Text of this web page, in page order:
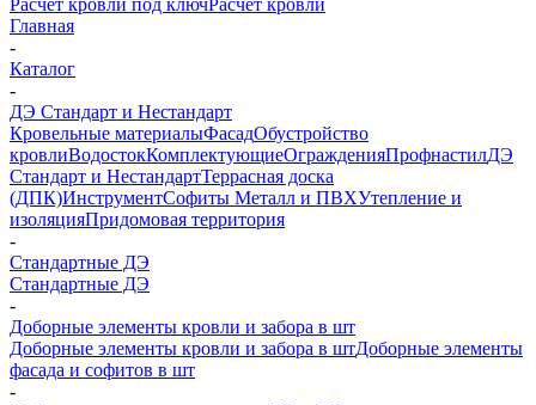
Расчет кровли под ключРасчет кровли
Главная
-
Каталог
-
ДЭ Стандарт и Нестандарт
Кровельные материалыФасадОбустройство
кровлиВодостокКомплектующиеОгражденияПрофнастилДЭ
Стандарт и НестандартТеррасная доска
(ДПК)ИнструментСофиты Металл и ПВХУтепление и
изоляцияПридомовая территория
-
Стандартные ДЭ
Стандартные ДЭ
-
Доборные элементы кровли и забора в шт
Доборные элементы кровли и забора в штДоборные элементы
фасада и софитов в шт
-